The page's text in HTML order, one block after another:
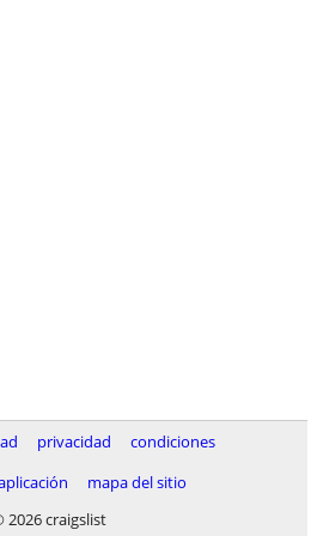
privacidad
condiciones
mapa del sitio
2026 craigslist